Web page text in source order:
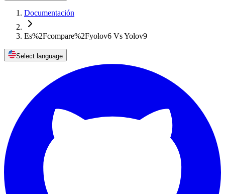
Documentación
Es%2Fcompare%2Fyolov6 Vs Yolov9
Select language